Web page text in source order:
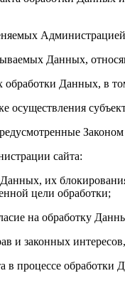
Данных,
обработки Данных, в
осуществления
сайта:
их
цели обработки;
на обработку
и законных
в процессе обработки